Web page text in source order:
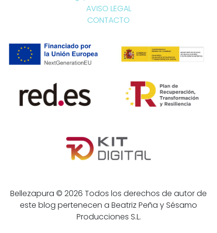
AVISO LEGAL
CONTACTO
Bellezapura © 2026 Todos los derechos de autor de
este blog pertenecen a Beatriz Peña y Sésamo
Producciones S.L.